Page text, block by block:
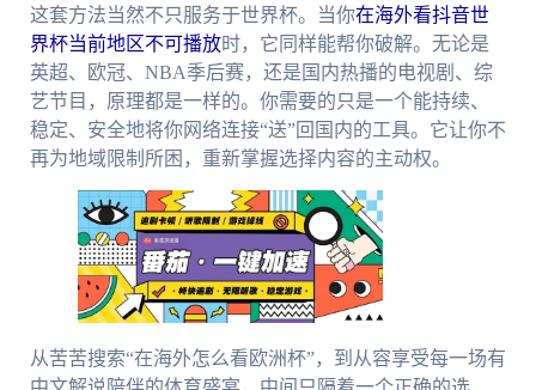
这套方法当然不只服务于世界杯。当你在海外看抖音世
界杯当前地区不可播放时，它同样能帮你破解。无论是
英超、欧冠、NBA季后赛，还是国内热播的电视剧、综
艺节目，原理都是一样的。你需要的只是一个能持续、
稳定、安全地将你网络连接“送”回国内的工具。它让你不
再为地域限制所困，重新掌握选择内容的主动权。
从苦苦搜索“在海外怎么看欧洲杯”，到从容享受每一场有